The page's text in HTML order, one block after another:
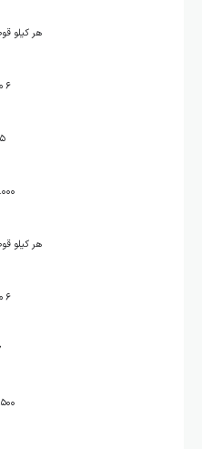
هر کیلو قوطی ۱۰
۶ متری
هر کیلو قوطی ۲۰
۶ متری